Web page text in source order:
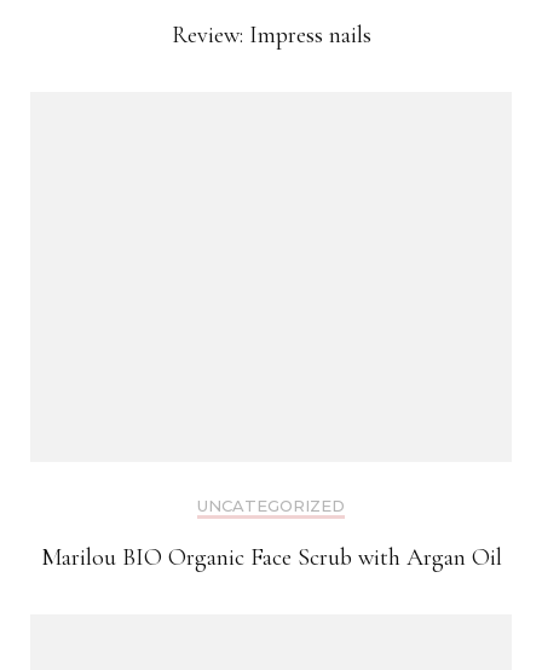
Review: Impress nails
UNCATEGORIZED
Marilou BIO Organic Face Scrub with Argan Oil